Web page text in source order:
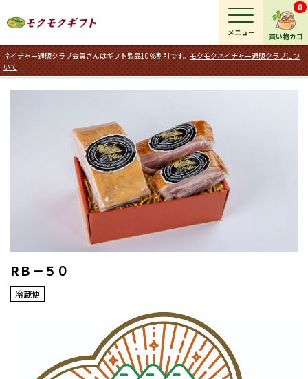
買い物カゴ
0
ネイチャー通販クラブ会員さんはギフト製品10％割引です。 モクモクネイチャー通販クラブにつ
いて
メニュー
RＢ－５０
冷蔵便